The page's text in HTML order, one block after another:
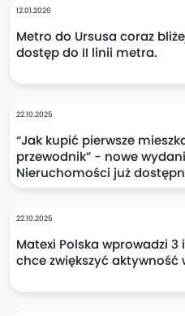
12.01.2026
Metro do Ursusa coraz
dostęp do II linii metra.
22.10.2025
“Jak kupić pierwsze
przewodnik” - nowe wydanie Ekspertownika Rynku
Nieruchomości już
22.10.2025
Matexi Polska wprowadzi 3
chce zwiększyć aktywność